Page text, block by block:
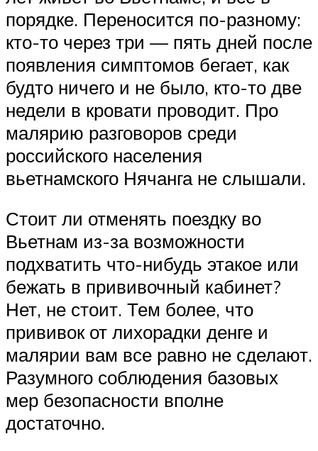
порядке. Переносится по-разному:
кто-то через три — пять дней после
появления симптомов бегает, как
будто ничего и не было, кто-то две
недели в кровати проводит. Про
малярию разговоров среди
российского населения
вьетнамского Нячанга не слышали.
Стоит ли отменять поездку во
Вьетнам из-за возможности
подхватить что-нибудь этакое или
бежать в прививочный кабинет?
Нет, не стоит. Тем более, что
прививок от лихорадки денге и
малярии вам все равно не сделают.
Разумного соблюдения базовых
мер безопасности вполне
достаточно.